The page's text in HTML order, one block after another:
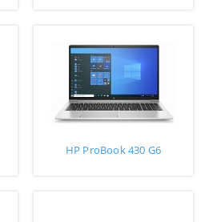
HP ProBook 430 G6